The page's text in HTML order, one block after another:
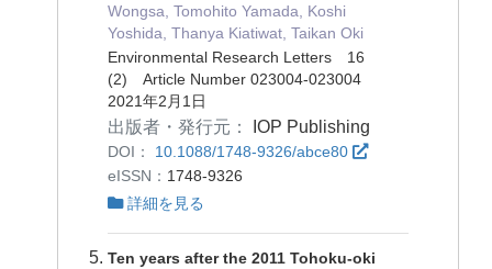
Wongsa, Tomohito Yamada, Koshi
Yoshida, Thanya Kiatiwat, Taikan Oki
Environmental Research Letters 16
(2) Article Number 023004-023004
2021年2月1日
出版者・発行元： IOP Publishing
DOI：
10.1088/1748-9326/abce80
eISSN： 1748-9326
詳細を見る
Ten years after the 2011 Tohoku-oki